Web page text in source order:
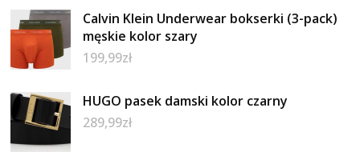
Calvin Klein Underwear bokserki (3-pack)
męskie kolor szary
199,99zł
HUGO pasek damski kolor czarny
289,99zł